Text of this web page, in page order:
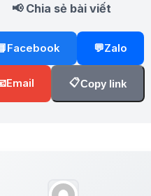
📢 Chia sẻ bài viết
Facebook 💬Zalo
Email 📋Copy link